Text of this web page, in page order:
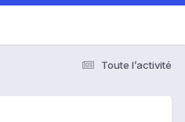
Toute l’activité